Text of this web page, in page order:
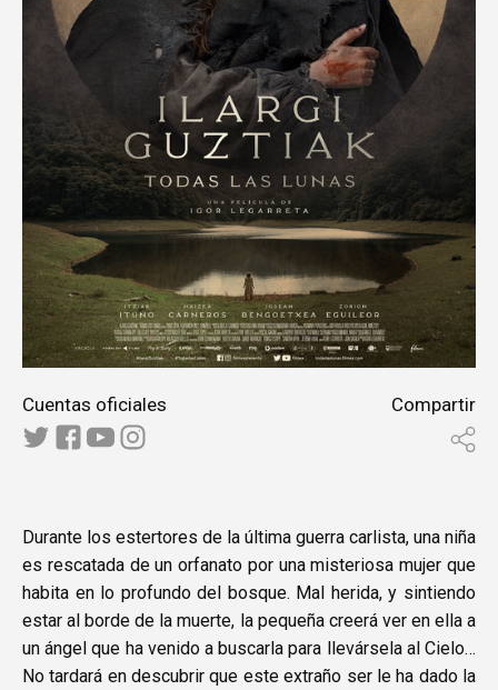
Cuentas oficiales Compartir
Durante los estertores de la última guerra carlista, una niña
es rescatada de un orfanato por una misteriosa mujer que
habita en lo profundo del bosque. Mal herida, y sintiendo
estar al borde de la muerte, la pequeña creerá ver en ella a
un ángel que ha venido a buscarla para llevársela al Cielo…
No tardará en descubrir que este extraño ser le ha dado la